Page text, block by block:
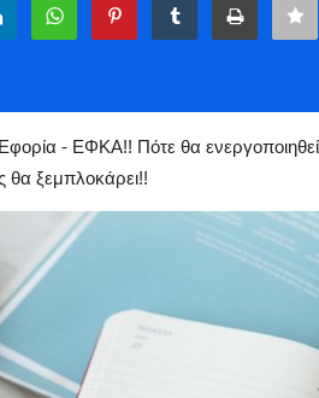
- ΕΦΚΑ!! Πότε θα ενεργοποιηθεί
θα ξεμπλοκάρει!!